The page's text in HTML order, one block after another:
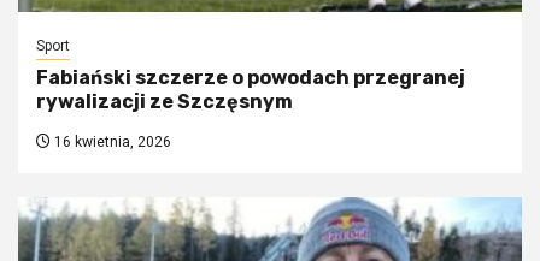
Sport
Fabiański szczerze o powodach przegranej
rywalizacji ze Szczęsnym
16 kwietnia, 2026